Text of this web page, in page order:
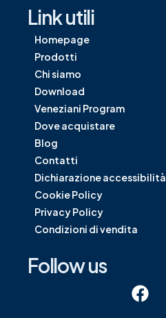
Link utili
Homepage
Prodotti
Chi siamo
Download
Veneziani Program
Dove acquistare
Blog
Contatti
Dichiarazione accessibilità
Cookie Policy
Privacy Policy
Condizioni di vendita
Follow us